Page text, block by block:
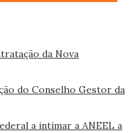
da Nova
do Conselho Gestor da
a intimar a ANEEL a